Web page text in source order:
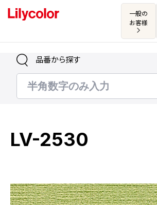
一般の
お客様
ログイン・新規会員登録
お気に入り
商品を探す
品番から探す
LV-2530